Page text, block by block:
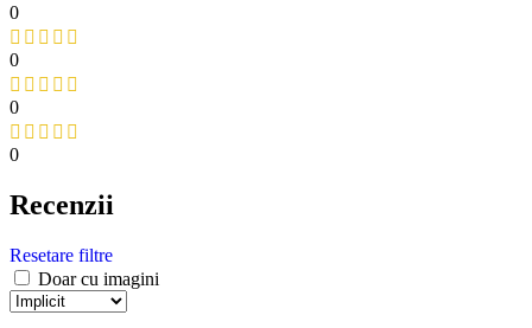
0
0
0
0
Recenzii
Resetare filtre
Doar cu imagini